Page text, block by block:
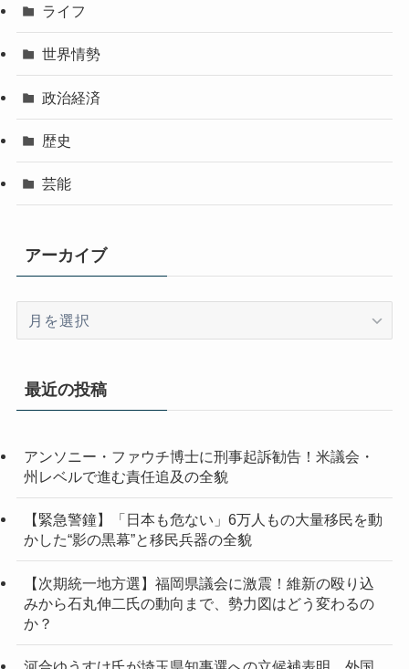
ライフ
世界情勢
政治経済
歴史
芸能
アーカイブ
イ
最近の投稿
アンソニー・ファウチ博士に刑事起訴勧告！米議会・
州レベルで進む責任追及の全貌
【緊急警鐘】「日本も危ない」6万人もの大量移民を動
かした“影の黒幕”と移民兵器の全貌
【次期統一地方選】福岡県議会に激震！維新の殴り込
みから石丸伸二氏の動向まで、勢力図はどう変わるの
か？